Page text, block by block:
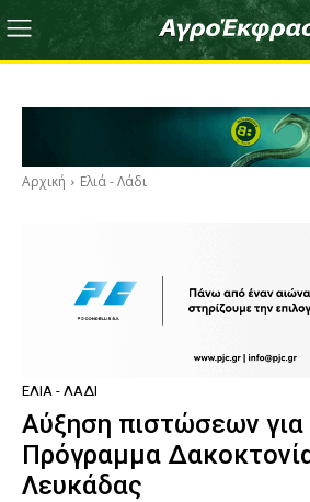
Αρχική Ελιά - Λάδι
ΕΛΙΆ - ΛΆΔΙ
Αύξηση πιστώσεων για
Πρόγραμμα
Λευκάδας